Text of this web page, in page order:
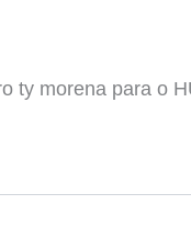
ty morena para o